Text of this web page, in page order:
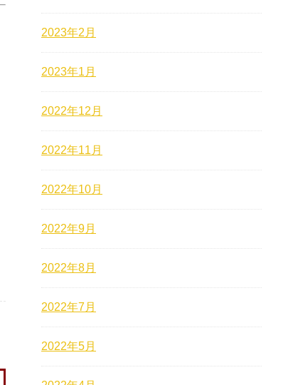
2023年2月
2023年1月
2022年12月
2022年11月
2022年10月
2022年9月
2022年8月
2022年7月
2022年5月